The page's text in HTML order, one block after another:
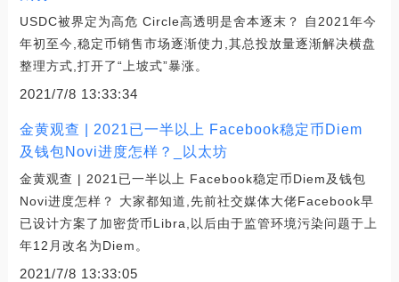
USDC被界定为高危 Circle高透明是舍本逐末？ 自2021年今
年初至今,稳定币销售市场逐渐使力,其总投放量逐渐解决横盘
整理方式,打开了“上坡式”暴涨。
2021/7/8 13:33:34
金黄观查 | 2021已一半以上 Facebook稳定币Diem
及钱包Novi进度怎样？_以太坊
金黄观查 | 2021已一半以上 Facebook稳定币Diem及钱包
Novi进度怎样？ 大家都知道,先前社交媒体大佬Facebook早
已设计方案了加密货币Libra,以后由于监管环境污染问题于上
年12月改名为Diem。
2021/7/8 13:33:05